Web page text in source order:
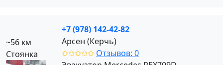
~56 км
Стоянка
+7 (978) 142-42-82
Арсен (Керчь)
✩✩✩✩✩ Отзывов: 0